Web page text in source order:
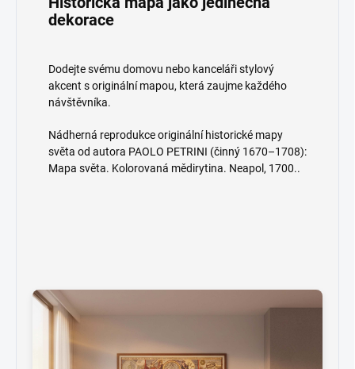
dekorace
Dodejte svému domovu nebo kanceláři stylový
akcent s originální mapou, která zaujme každého
návštěvníka.
Nádherná reprodukce originální historické mapy
světa od autora PAOLO PETRINI (činný 1670–1708):
Mapa světa. Kolorovaná mědirytina. Neapol, 1700..